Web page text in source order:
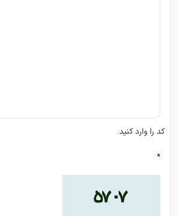
کد را وارد کنید:
*